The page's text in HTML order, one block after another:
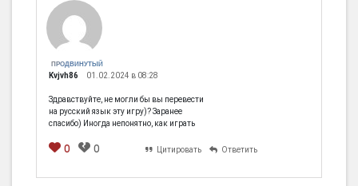
ПРОДВИНУТЫЙ
Kvjvh86 01.02.2024 в 08:28
Здравствуйте, не могли бы вы перевести
на русский язык эту игру)? Заранее
спасибо) Иногда непонятно, как играть
0 0 Цитировать Ответить